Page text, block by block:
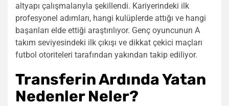
altyapı çalışmalarıyla şekillendi. Kariyerindeki ilk
profesyonel adımları, hangi kulüplerde attığı ve hangi
başarıları elde ettiği araştırılıyor. Genç oyuncunun A
takım seviyesindeki ilk çıkışı ve dikkat çekici maçları
futbol otoriteleri tarafından yakından takip ediliyor.
Transferin Ardında Yatan
Nedenler Neler?